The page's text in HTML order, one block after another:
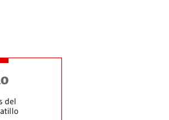
del